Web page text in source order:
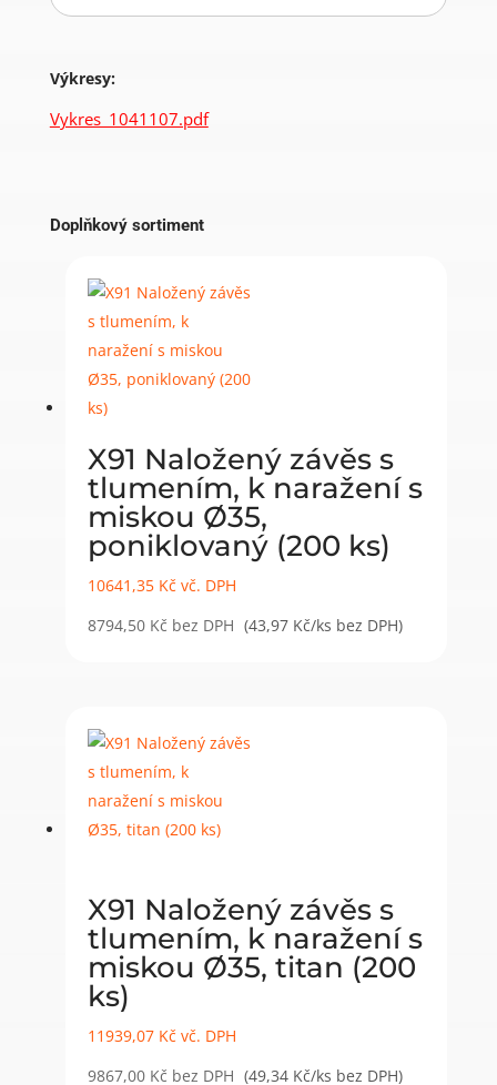
Výkresy:
Vykres_1041107.pdf
Doplňkový sortiment
X91 Naložený závěs s
tlumením, k naražení s
miskou Ø35,
poniklovaný (200 ks)
10641,35 Kč vč. DPH
8794,50 Kč bez DPH (43,97 Kč/ks bez DPH)
X91 Naložený závěs s
tlumením, k naražení s
miskou Ø35, titan (200
ks)
11939,07 Kč vč. DPH
9867,00 Kč bez DPH (49,34 Kč/ks bez DPH)